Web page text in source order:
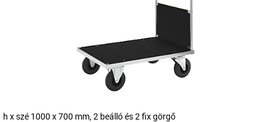
h x szé 1000 x 700 mm, 2 beálló és 2 fix görgő